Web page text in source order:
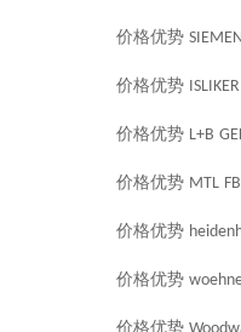
价格优势
价格优势 ISLIKER
价格优势 L+B
价格优势 MTL
价格优势
价格优势
价格优势